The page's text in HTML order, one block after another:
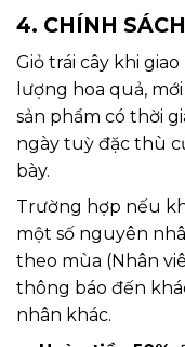
4. CHÍNH
Giỏ trái cây khi
lượng hoa quả,
sản phẩm có thời
ngày tuỳ đặc thù
bày.
Trường hợp nếu
một số nguyên
theo mùa (Nhân
thông báo đến
nhân khác.